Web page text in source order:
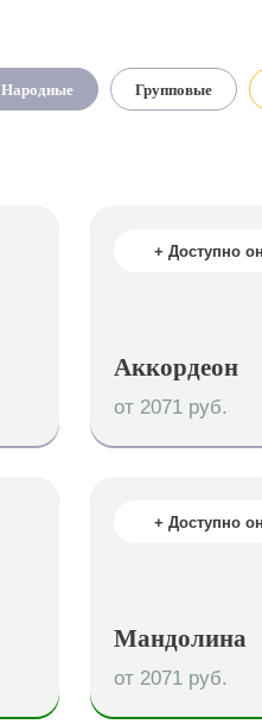
Народные Групповые
+ Доступно
Аккордеон
от 2071 руб.
+ Доступно
Мандолина
от 2071 руб.